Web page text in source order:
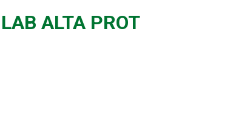
ALTA PROT